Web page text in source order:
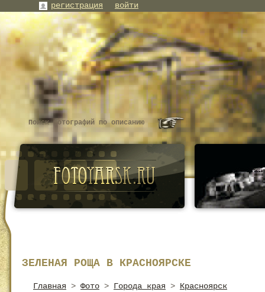
ЗЕЛЕНАЯ РОЩА В КРАСНОЯРСКЕ
Главная > Фото > Города края > Красноярск
регистрация войти